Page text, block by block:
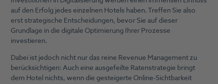
auf den Erfolg jedes einzelnen Hotels haben. Treffen Sie also
erst strategische Entscheidungen, bevor Sie auf dieser
Grundlage in die digitale Optimierung Ihrer Prozesse
investieren.
Dabei ist jedoch nicht nur das reine Revenue Management zu
berücksichtigen: Auch eine ausgefeilte Ratenstrategie bringt
dem Hotel nichts, wenn die gesteigerte Online-Sichtbarkeit